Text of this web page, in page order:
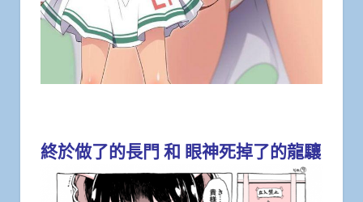
終於做了的長門 和 眼神死掉了的龍驤